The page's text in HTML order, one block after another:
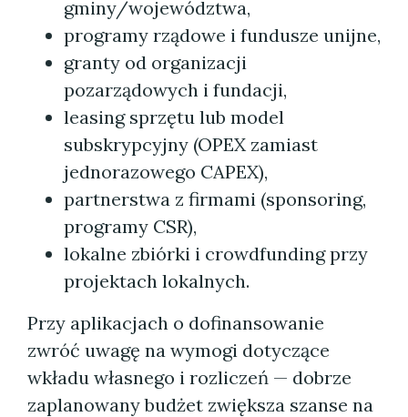
gminy/województwa,
programy rządowe i fundusze unijne,
granty od organizacji
pozarządowych i fundacji,
leasing sprzętu lub model
subskrypcyjny (OPEX zamiast
jednorazowego CAPEX),
partnerstwa z firmami (sponsoring,
programy CSR),
lokalne zbiórki i crowdfunding przy
projektach lokalnych.
Przy aplikacjach o dofinansowanie
zwróć uwagę na wymogi dotyczące
wkładu własnego i rozliczeń — dobrze
zaplanowany budżet zwiększa szanse na